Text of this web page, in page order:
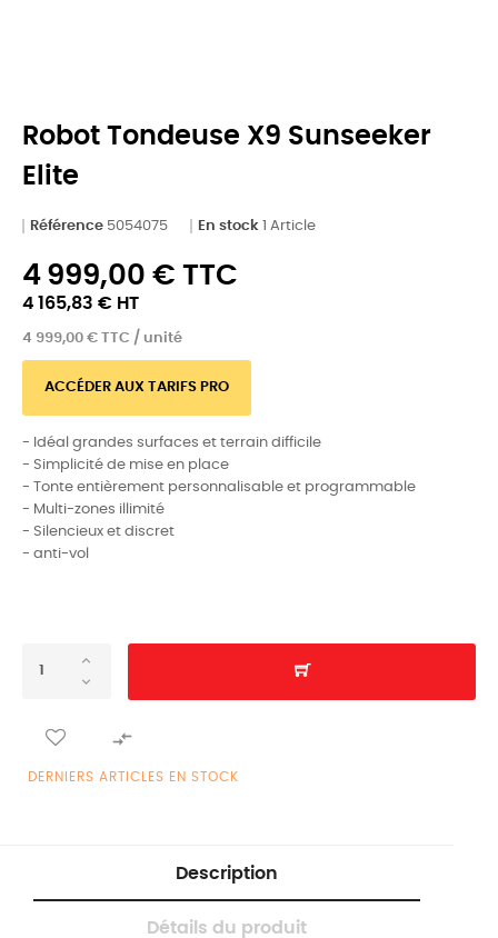
Robot Tondeuse X9 Sunseeker
Elite
Référence 5054075 En stock 1 Article
4 999,00 € TTC
4 165,83 € HT
4 999,00 € TTC / unité
ACCÉDER AUX TARIFS PRO
- Idéal grandes surfaces et terrain difficile
- Simplicité de mise en place
- Tonte entièrement personnalisable et programmable
- Multi-zones illimité
- Silencieux et discret
- anti-vol

DERNIERS ARTICLES EN STOCK
Description
Détails du produit